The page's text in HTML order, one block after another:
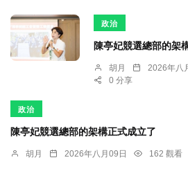
政治
陳亭妃競選總部的架
胡月 2026年八
0 分享
政治
陳亭妃競選總部的架構正式成立了
胡月 2026年八月09日 162 觀看